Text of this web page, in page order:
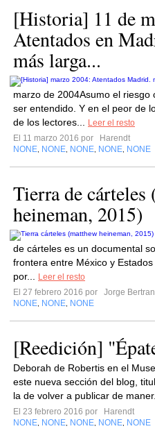
[Historia] 11 de
Atentados en
más larga...
marzo de 2004Asumo el
ser entendido. Y en el peor de
de los lectores...
Leer el resto
El 11 marzo 2016 por
Harendt
NONE NONE NONE NONE NONE
Tierra de cárteles
heineman, 2015)
de cárteles es un documental
frontera entre México y
por...
Leer el resto
El 27 febrero 2016 por
Jorge
NONE NONE NONE
[Reedición]
Deborah de Robertis en el
este nueva sección del blog,
la de volver a publicar de
El 23 febrero 2016 por
Harendt
NONE NONE NONE NONE NONE